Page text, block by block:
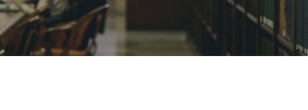
الشئون الأكاديمية
البحث العلمي